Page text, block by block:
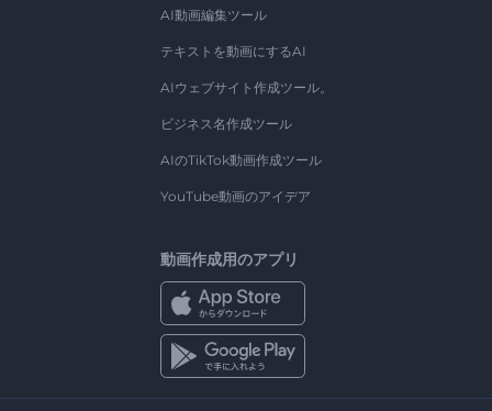
AI動画編集ツール
テキストを動画にするAI
AIウェブサイト作成ツール。
ビジネス名作成ツール
AIのTikTok動画作成ツール
YouTube動画のアイデア
動画作成用のアプリ